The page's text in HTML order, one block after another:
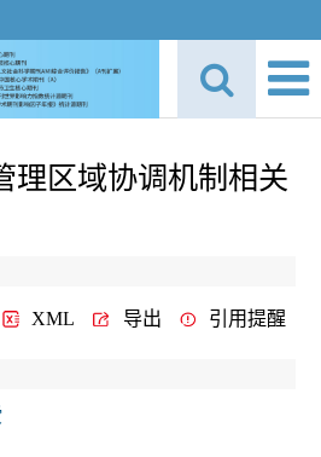
理区域协调机制相关
XML 导出 引用提醒